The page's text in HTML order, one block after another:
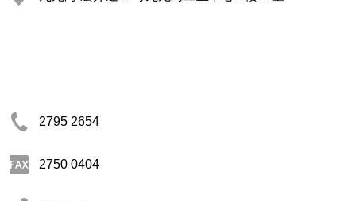
2795 2654
2750 0404